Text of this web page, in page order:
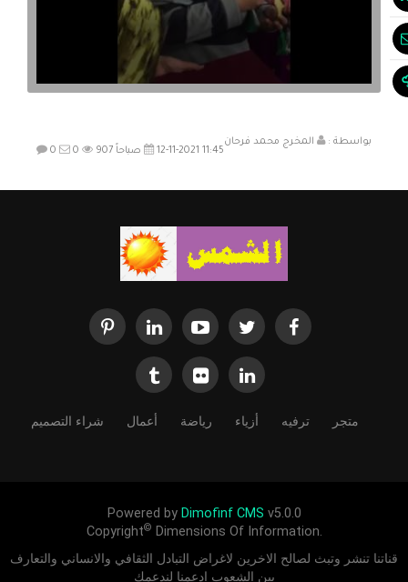
بواسطة :
المخرج محمد فرحان
12-11-2021 11:45 صباحاً
0 0 907
متجر ترفيه أزياء رياضة أعمال شراء التصميم
Powered by Dimofinf CMS v5.0.0
Copyright© Dimensions Of Information.
قناتنا تنشر وتبث لصالح الاخرين لاغراض التبادل الثقافي والانساني والتعارف
بين الشعوب ادعمنا لندعمك